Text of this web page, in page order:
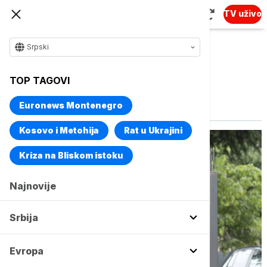
TV uživo
Srpski
TOP TAGOVI
Euronews Montenegro
Kosovo i Metohija Rat u Ukrajini
Kriza na Bliskom istoku
Najnovije
Srbija
Evropa
Vise o temi
Falsifikovane novčanice